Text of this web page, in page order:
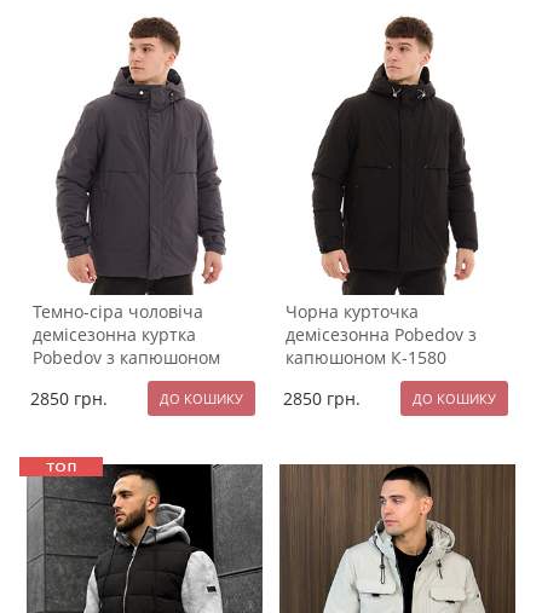
Темно-сіра чоловіча
демісезонна куртка
Pobedov з капюшоном
2850 грн.
Чорна курточка
демісезонна Pobedov з
капюшоном К-1580
2850 грн.